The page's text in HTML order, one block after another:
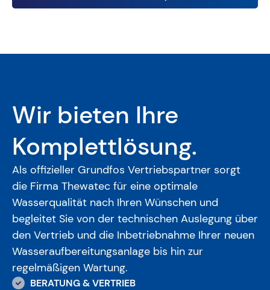
Wir bieten Ihre
Komplettlösung.
Als offizieller Grundfos Vertriebspartner sorgt
die Firma Thewatec für eine optimale
Wasserqualität nach Ihren Wünschen und
begleitet Sie von der technischen Auslegung über
den Vertrieb und die Inbetriebnahme Ihrer neuen
Wasseraufbereitungsanlage bis hin zur
regelmäßigen Wartung.
BERATUNG & VERTRIEB